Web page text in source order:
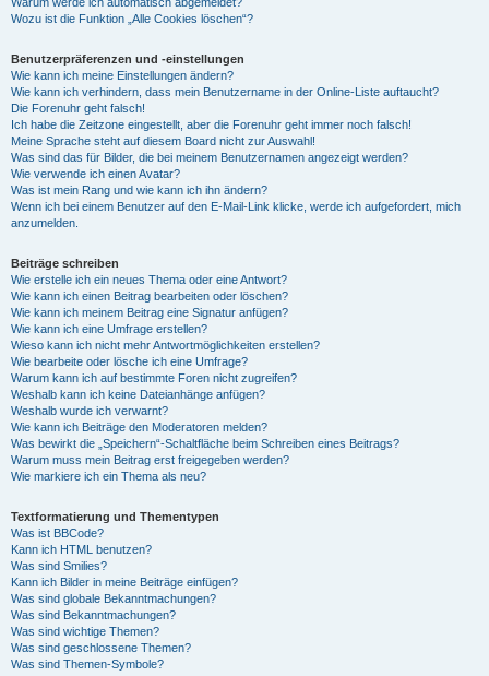
Wozu ist die Funktion „Alle Cookies löschen“?
Benutzerpräferenzen und -einstellungen
Wie kann ich meine Einstellungen ändern?
Wie kann ich verhindern, dass mein Benutzername in der Online-Liste auftaucht?
Die Forenuhr geht falsch!
Ich habe die Zeitzone eingestellt, aber die Forenuhr geht immer noch falsch!
Meine Sprache steht auf diesem Board nicht zur Auswahl!
Was sind das für Bilder, die bei meinem Benutzernamen angezeigt werden?
Wie verwende ich einen Avatar?
Was ist mein Rang und wie kann ich ihn ändern?
Wenn ich bei einem Benutzer auf den E-Mail-Link klicke, werde ich aufgefordert, mich
anzumelden.
Beiträge schreiben
Wie erstelle ich ein neues Thema oder eine Antwort?
Wie kann ich einen Beitrag bearbeiten oder löschen?
Wie kann ich meinem Beitrag eine Signatur anfügen?
Wie kann ich eine Umfrage erstellen?
Wieso kann ich nicht mehr Antwortmöglichkeiten erstellen?
Wie bearbeite oder lösche ich eine Umfrage?
Warum kann ich auf bestimmte Foren nicht zugreifen?
Weshalb kann ich keine Dateianhänge anfügen?
Weshalb wurde ich verwarnt?
Wie kann ich Beiträge den Moderatoren melden?
Was bewirkt die „Speichern“-Schaltfläche beim Schreiben eines Beitrags?
Warum muss mein Beitrag erst freigegeben werden?
Wie markiere ich ein Thema als neu?
Textformatierung und Thementypen
Was ist BBCode?
Kann ich HTML benutzen?
Was sind Smilies?
Kann ich Bilder in meine Beiträge einfügen?
Was sind globale Bekanntmachungen?
Was sind Bekanntmachungen?
Was sind wichtige Themen?
Was sind geschlossene Themen?
Was sind Themen-Symbole?